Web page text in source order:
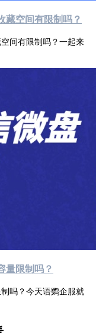
藏空间有限制吗？
间有限制吗？一起来
量限制吗？
吗？今天语鹦企服就